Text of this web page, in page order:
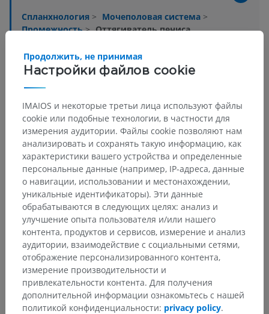
Спланхнология > Мочеполовая система >
Промежность> Оттягиватель пениса
Основные структуры:Нет анатомических терминов,
относящихся к этой части тела
Переводы
Заметили ошибку?
Не стесняйтесь предложить поправку, свою версию
перевода или решение по улучшению контента.
Сообщить об ошибке
СКАЧАТЬ ПРИЛОЖЕНИЕ
Настройки файлов cookie
Продолжить, не принимая
IMAIOS и некоторые третьи лица используют файлы
cookie или подобные технологии, в частности для
измерения аудитории. Файлы cookie позволяют нам
анализировать и сохранять такую информацию, как
характеристики вашего устройства и определенные
персональные данные (например, IP-адреса, данные
о навигации, использовании и местонахождении,
уникальные идентификаторы). Эти данные
обрабатываются в следующих целях: анализ и
улучшение опыта пользователя и/или нашего
контента, продуктов и сервисов, измерение и анализ
аудитории, взаимодействие с социальными сетями,
отображение персонализированного контента,
измерение производительности и
привлекательности контента. Для получения
дополнительной информации ознакомьтесь с нашей
политикой конфиденциальности: privacy policy.